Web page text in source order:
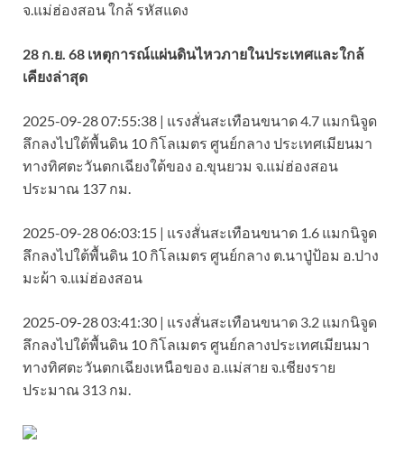
28 ก.ย. 68 เหตุการณ์แผ่นดินไหวภายในประเทศและใกล้
เคียงล่าสุด
2025-09-28 07:55:38 | แรงสั่นสะเทือนขนาด 4.7 แมกนิจูด
ลึกลงไปใต้พื้นดิน 10 กิโลเมตร ศูนย์กลาง ประเทศเมียนมา
ทางทิศตะวันตกเฉียงใต้ของ อ.ขุนยวม จ.แม่ฮ่องสอน
ประมาณ 137 กม.
2025-09-28 06:03:15 | แรงสั่นสะเทือนขนาด 1.6 แมกนิจูด
ลึกลงไปใต้พื้นดิน 10 กิโลเมตร ศูนย์กลาง ต.นาปู่ป้อม อ.ปาง
มะผ้า จ.แม่ฮ่องสอน
2025-09-28 03:41:30 | แรงสั่นสะเทือนขนาด 3.2 แมกนิจูด
ลึกลงไปใต้พื้นดิน 10 กิโลเมตร ศูนย์กลางประเทศเมียนมา
ทางทิศตะวันตกเฉียงเหนือของ อ.แม่สาย จ.เชียงราย
ประมาณ 313 กม.